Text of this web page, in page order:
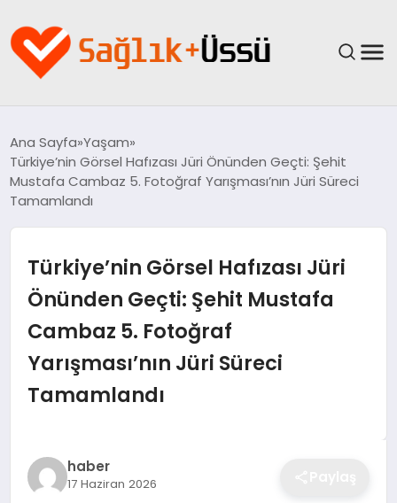
YAŞAM
GÜNCEL
SPOR & FITNESS
BESLENME
Ana Sayfa Yaşam
Türkiye’nin Görsel Hafızası Jüri Önünden Geçti: Şehit
Mustafa Cambaz 5. Fotoğraf Yarışması’nın Jüri Süreci
Tamamlandı
Türkiye’nin Görsel Hafızası Jüri
Önünden Geçti: Şehit Mustafa
Cambaz 5. Fotoğraf
Yarışması’nın Jüri Süreci
Tamamlandı
haber
17 Haziran 2026